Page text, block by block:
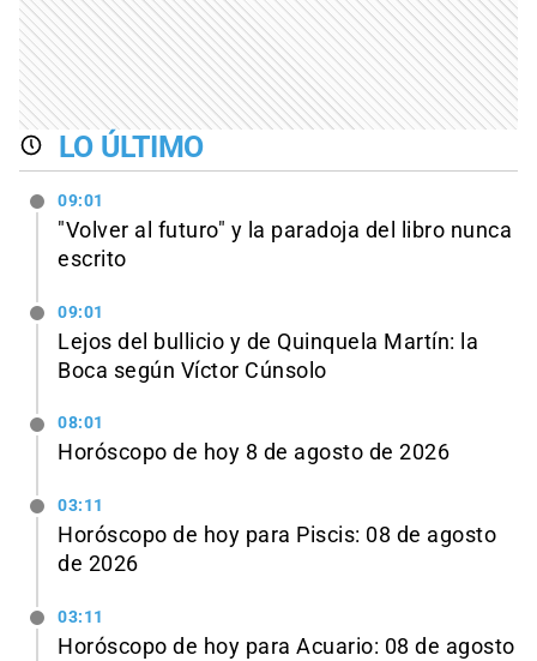
LO ÚLTIMO
09:01
"Volver al futuro" y la paradoja del libro nunca
escrito
09:01
Lejos del bullicio y de Quinquela Martín: la
Boca según Víctor Cúnsolo
08:01
Horóscopo de hoy 8 de agosto de 2026
03:11
Horóscopo de hoy para Piscis: 08 de agosto
de 2026
03:11
Horóscopo de hoy para Acuario: 08 de agosto